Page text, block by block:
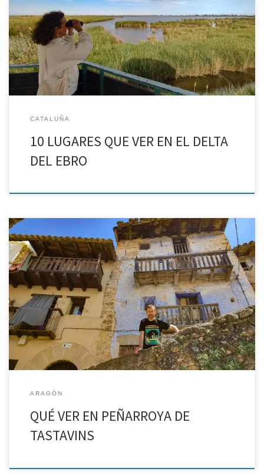
mapa El Parque Natural del delta del Ebro es uno de esos paraísos
a los que nos gusta escapar de vez en cuando, un espacio natural
protegido situado […]
CATALUÑA
10 LUGARES QUE VER EN EL DELTA
DEL EBRO
Por qué incluir este pueblo mágico en tu ruta por el Matarraña
Puede que Peñarroya de Tastavins no esté en tu lista de lugares
más famosos a visitar en el Matarraña, créeme, cuando vengas,
pensarás que […]
ARAGÓN
QUÉ VER EN PEÑARROYA DE
TASTAVINS